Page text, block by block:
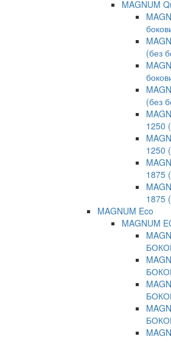
MAGNUM
(без
(без
1250
1250
1875
1875
MAGNUM Eco
MAGNUM